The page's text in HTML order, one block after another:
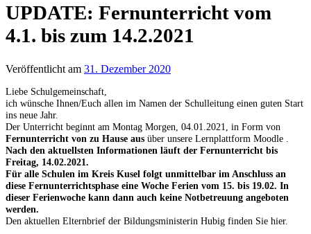
UPDATE: Fernunterricht vom
4.1. bis zum 14.2.2021
Veröffentlicht am 31. Dezember 2020
Liebe Schulgemeinschaft,
ich wünsche Ihnen/Euch allen im Namen der Schulleitung einen guten Start
ins neue Jahr.
Der Unterricht beginnt am Montag Morgen, 04.01.2021, in Form von
Fernunterricht von zu Hause aus über unsere Lernplattform Moodle .
Nach den aktuellsten Informationen läuft der Fernunterricht bis
Freitag, 14.02.2021.
Für alle Schulen im Kreis Kusel folgt unmittelbar im Anschluss an
diese Fernunterrichtsphase eine Woche Ferien vom 15. bis 19.02. In
dieser Ferienwoche kann dann auch keine Notbetreuung angeboten
werden.
Den aktuellen Elternbrief der Bildungsministerin Hubig finden Sie hier.